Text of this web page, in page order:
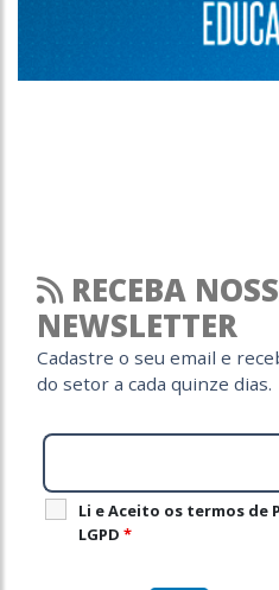
RECEBA
NEWSLETTER
Cadastre o seu email e
do setor a cada quinze dias.
Li e Aceito os termos de
LGPD *